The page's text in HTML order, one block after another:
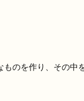
のを作り、その中